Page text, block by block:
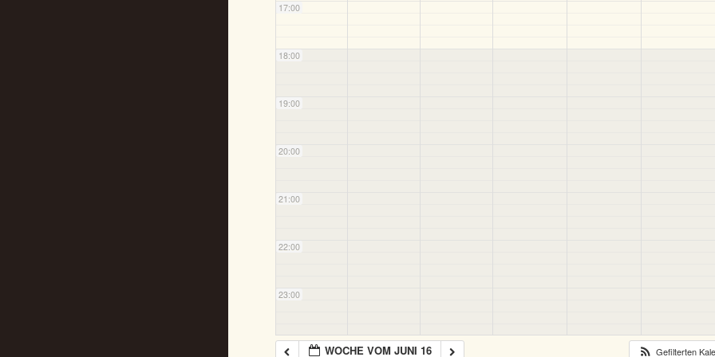
17:00
18:00
19:00
20:00
21:00
22:00
23:00
WOCHE VOM JUNI 16 Gefilterten